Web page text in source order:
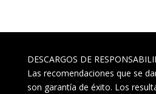
DESCARGOS DE
Las recomendaciones que se
son garantía de éxito. Los